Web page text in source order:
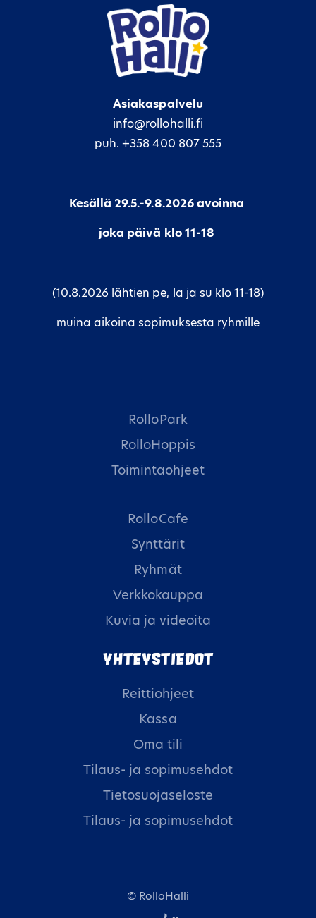
Asiakaspalvelu
info@rollohalli.fi
puh. +358 400 807 555
Kesällä 29.5.-9.8.2026 avoinna
joka päivä klo 11-18
(10.8.2026 lähtien pe, la ja su klo 11-18)
muina aikoina sopimuksesta ryhmille
RolloPark
RolloHoppis
Toimintaohjeet
RolloCafe
Synttärit
Ryhmät
Verkkokauppa
Kuvia ja videoita
Yhteystiedot
Reittiohjeet
Kassa
Oma tili
Tilaus- ja sopimusehdot
Tietosuojaseloste
Tilaus- ja sopimusehdot
© RolloHalli